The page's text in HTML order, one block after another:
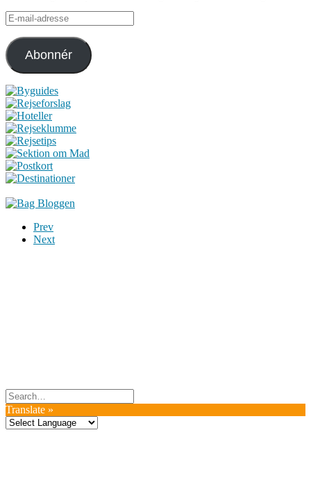
E-
mail-
adresse
Abonnér
Prev
Next
Translate »